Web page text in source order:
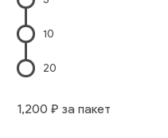
высокий потолок
10
20
1,200 ₽ за пакет